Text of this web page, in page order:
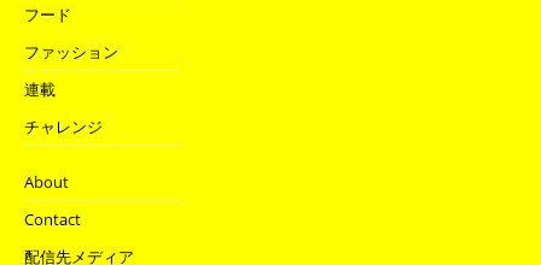
フード
ファッション
連載
チャレンジ
About
Contact
配信先メディア